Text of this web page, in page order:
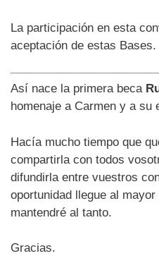
La participación en esta
aceptación de estas Bases.
Así nace la primera beca
homenaje a Carmen y a su
Hacía mucho tiempo que
compartirla con todos
difundirla entre vuestros
oportunidad llegue al
mantendré al tanto.
Gracias.